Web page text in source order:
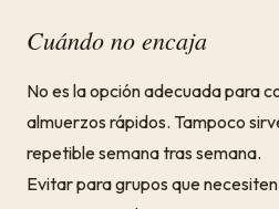
Cuándo no encaja
No es la opción adecuada para
almuerzos rápidos. Tampoco
repetible semana tras semana.
Evitar para grupos que